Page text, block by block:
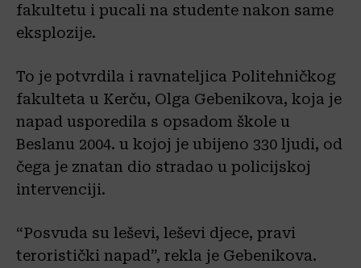
fakultetu i pucali na studente nakon same
eksplozije.
To je potvrdila i ravnateljica Politehničkog
fakulteta u Kerču, Olga Gebenikova, koja je
napad usporedila s opsadom škole u
Beslanu 2004. u kojoj je ubijeno 330 ljudi, od
čega je znatan dio stradao u policijskoj
intervenciji.
“Posvuda su leševi, leševi djece, pravi
teroristički napad”, rekla je Gebenikova.